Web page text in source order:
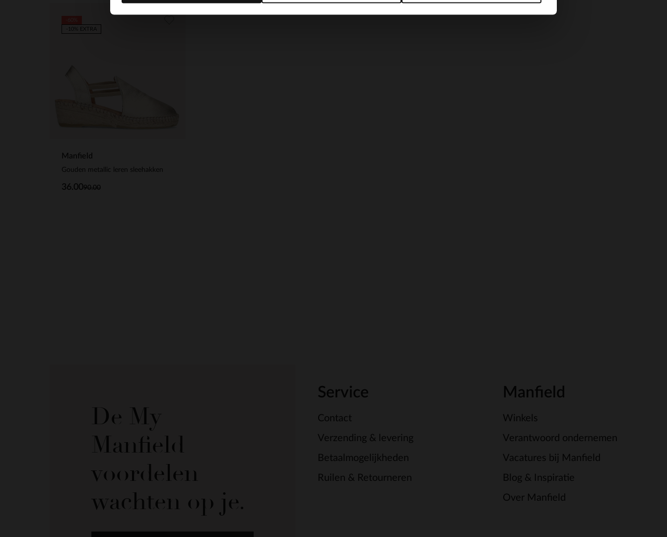
Manfield
Gouden metallic leren sleehakken
90.00
36.00
-10% EXTRA
De My
Manfield
voordelen
wachten op je.
Service
Contact
Verzending & levering
Betaalmogelijkheden
Ruilen & Retourneren
Manfield
Winkels
Verantwoord ondernemen
Vacatures bij Manfield
Blog & Inspiratie
Over Manfield